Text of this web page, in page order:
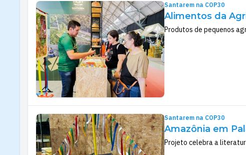
Santarem na COP30
Alimentos da
Produtos de pequenos
Santarem na COP30
Amazônia em
Projeto celebra a